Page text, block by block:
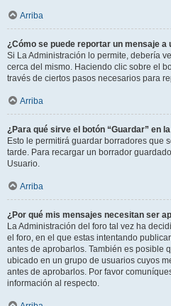
Arriba
¿Cómo se puede reportar un mensaje a
Si La Administración lo permite, debería
cerca del mismo. Haciendo clic sobre el
través de ciertos pasos necesarios para
Arriba
¿Para qué sirve el botón “Guardar” en
Esto le permitirá guardar borradores que
tarde. Para recargar un borrador
Usuario.
Arriba
¿Por qué mis mensajes necesitan ser
La Administración del foro tal vez ha
el foro, en el que estas intentando
antes de aprobarlos. También es posible
ubicado en un grupo de usuarios cuyos
antes de aprobarlos. Por favor
información al respecto.